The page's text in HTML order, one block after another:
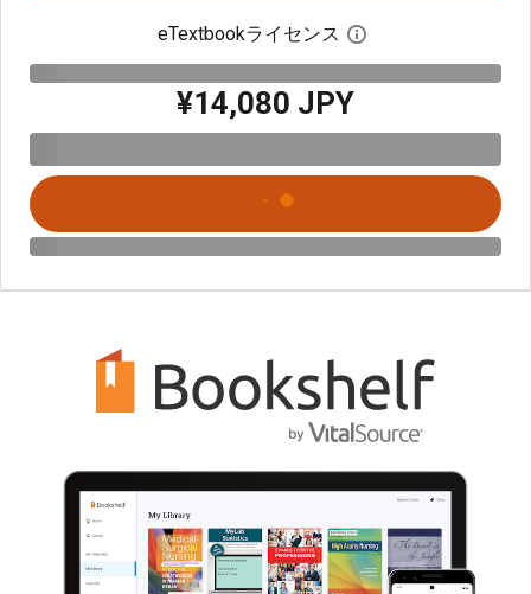
eTextbookライセンス デジタルライセン
¥14,080 JPY